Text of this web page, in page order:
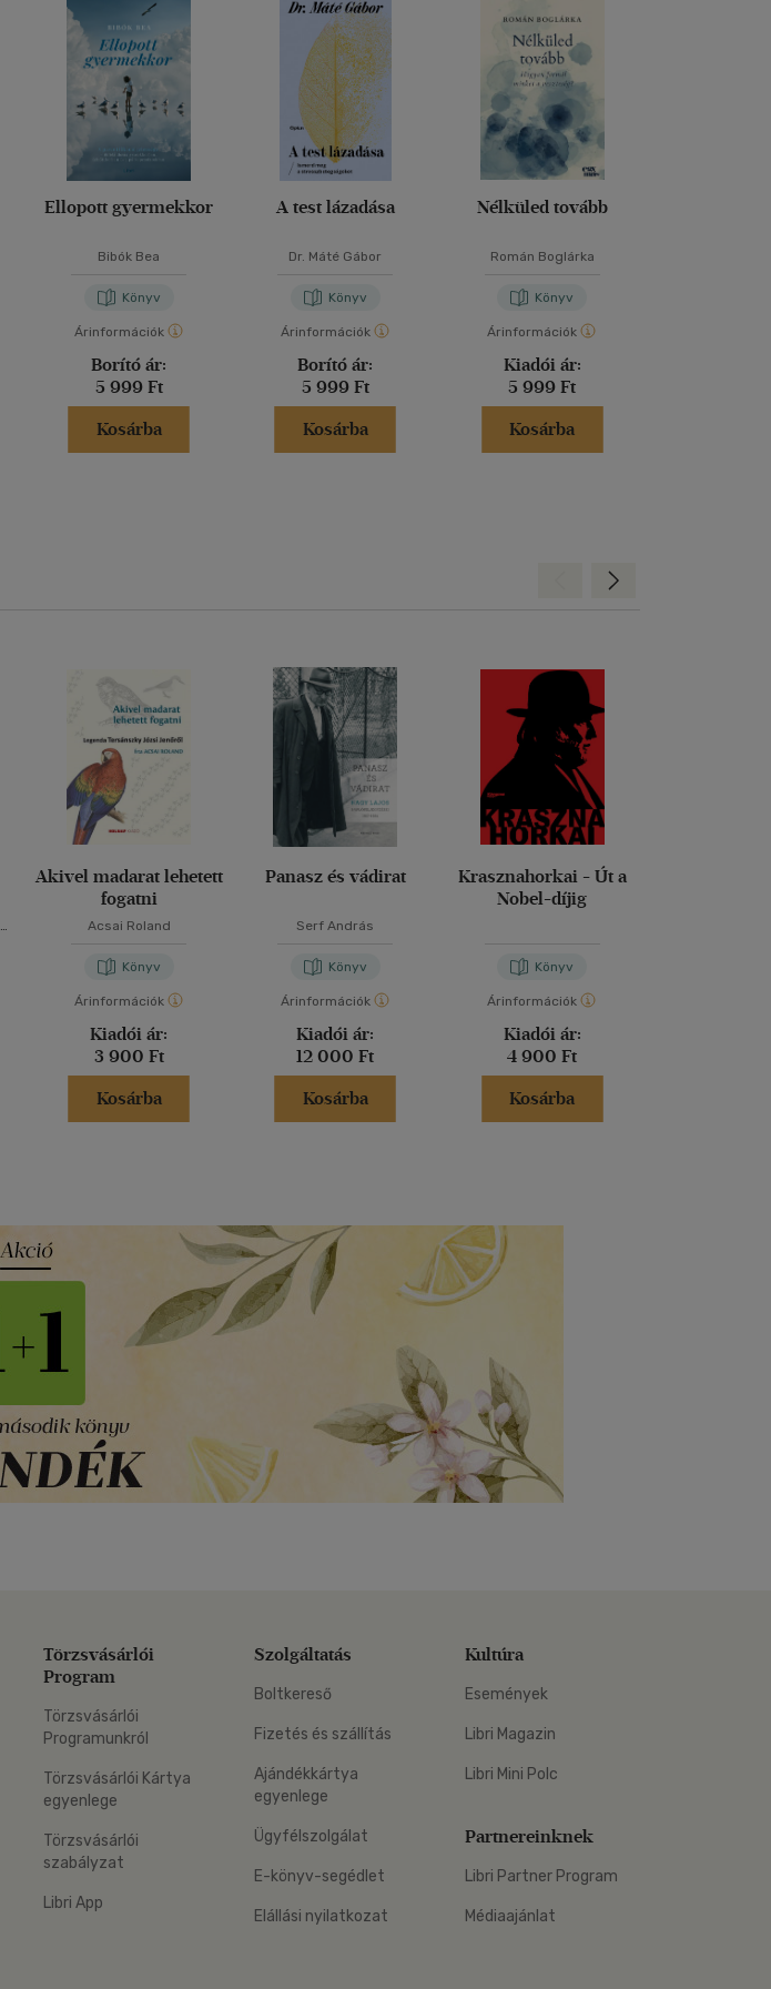
Ellopott gyermekkor
Bibók Bea
Könyv
Árinformációk
Borító ár:
5 999 Ft
Kosárba
A test lázadása
Dr. Máté Gábor
Könyv
Árinformációk
Borító ár:
5 999 Ft
Kosárba
Nélküled tovább
Román Boglárka
Könyv
Árinformációk
Kiadói ár:
5 999 Ft
Kosárba
Akivel madarat lehetett
fogatni
Acsai Roland
Könyv
Árinformációk
Kiadói ár:
3 900 Ft
Kosárba
Panasz és vádirat
Serf András
Könyv
Árinformációk
Kiadói ár:
12 000 Ft
Kosárba
Krasznahorkai - Út a
Nobel-díjig
Könyv
Árinformációk
Kiadói ár:
4 900 Ft
Kosárba
Előre
Törzsvásárlói
Program
Törzsvásárlói
Programunkról
Törzsvásárlói Kártya
egyenlege
Törzsvásárlói
szabályzat
Libri App
Szolgáltatás
Boltkereső
Fizetés és szállítás
Ajándékkártya
egyenlege
Ügyfélszolgálat
E-könyv-segédlet
Elállási nyilatkozat
Kultúra
Események
Libri Magazin
Libri Mini Polc
Partnereinknek
Libri Partner Program
Médiaajánlat